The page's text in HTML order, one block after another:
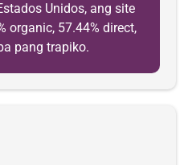
Unidos, ang site
organic, 57.44% direct,
pang trapiko.